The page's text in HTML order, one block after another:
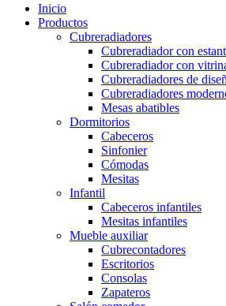
Inicio
Productos
Cubreradiadores
Cubreradiador con
Cubreradiador con
Cubreradiadores de
Cubreradiadores
Mesas abatibles
Dormitorios
Cabeceros
Sinfonier
Cómodas
Mesitas
Infantil
Cabeceros infantiles
Mesitas infantiles
Mueble auxiliar
Cubrecontadores
Escritorios
Consolas
Zapateros